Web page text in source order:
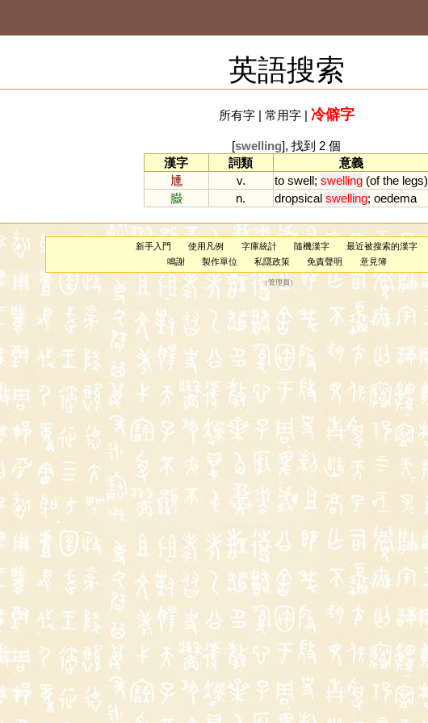
英語搜索
所有字| 常用字| 冷僻字
[swelling], 找到 2 個
漢字
詞類
意義
尰
v. to swell; swelling(of the legs)
臌
n. dropsical swelling; oedema
新手入門 使用凡例 字庫統計 隨機漢字
最近被搜索的漢字
鳴謝
製作單位 私隱政策 免責聲明 意見簿
（管理員 ）